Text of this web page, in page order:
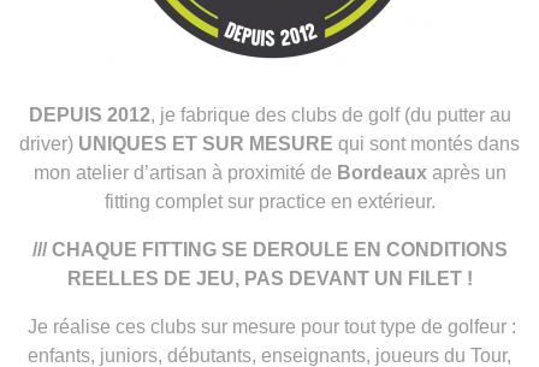
DEPUIS 2012, je fabrique des clubs de golf (du putter au
driver) UNIQUES ET SUR MESURE qui sont montés dans
mon atelier d’artisan à proximité de Bordeauxaprès un
fitting complet sur practice en extérieur.
/// CHAQUE FITTING SE DEROULE EN CONDITIONS
REELLES DE JEU, PAS DEVANT UN FILET !
Je réalise ces clubs sur mesure pour tout type de golfeur :
enfants, juniors, débutants, enseignants, joueurs du Tour,